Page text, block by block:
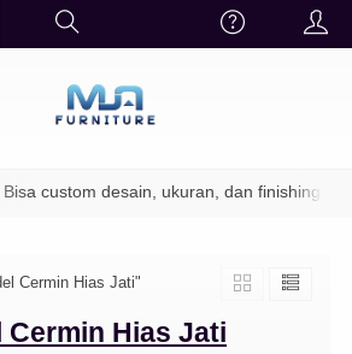
custom desain, ukuran, dan finishing
Cermin Hias Jati"
Cermin Hias Jati